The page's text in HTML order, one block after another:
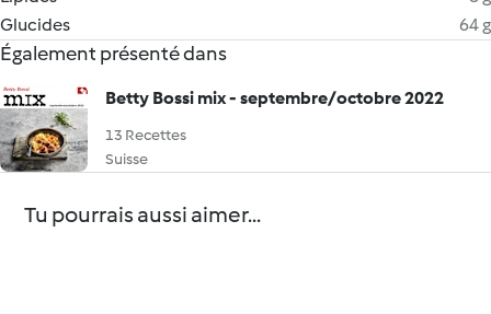
Glucides
64 g
Également présenté dans
Betty Bossi mix - septembre/octobre 2022
13 Recettes
Suisse
Tu pourrais aussi aimer...